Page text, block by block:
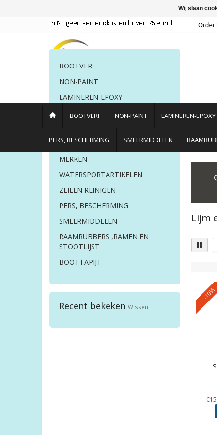
BOOTVERF NON-PAINT LAMINEREN-EPOXY
PERS, BESCHERMING SMEERMIDDELEN
BOOTVERF
NON-PAINT
LAMINEREN-EPOXY
POETSMIDDELEN
LIJM EN KIT
MERKEN
WATERSPORTARTIKELEN
ZEILEN REINIGEN
PERS, BESCHERMING
SMEERMIDDELEN
RAAMRUBBERS ,RAMEN EN
STOOTLIJST
BOOTTAPIJT
Recent bekeken Wissen
Lijm
-10%
Wij slaan